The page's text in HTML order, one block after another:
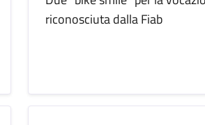
riconosciuta dalla Fiab